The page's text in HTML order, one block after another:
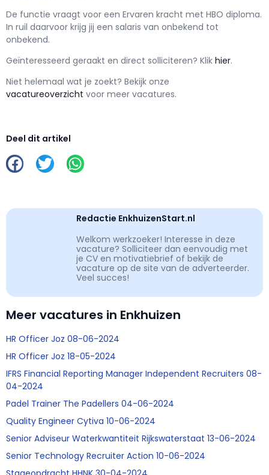
De functie vraagt voor een Ervaren kracht met HBO diploma.
In ruil daarvoor krijg jij een salaris van onbekend tot
onbekend.
Geïnteresseerd geraakt en direct solliciteren? Klik hier.
Niet helemaal wat je zoekt? Bekijk onze
vacatureoverzicht voor meer vacatures.
Deel dit artikel
Redactie EnkhuizenStart.nl
Welkom werkzoeker! Interesse in deze
vacature? Solliciteer dan eenvoudig met
je CV en motivatiebrief of bekijk de
vacature op de site van de adverteerder.
Veel succes!
Meer vacatures in Enkhuizen
HR Officer Joz 08-06-2024
HR Officer Joz 18-05-2024
IFRS Financial Reporting Manager Independent Recruiters 08-
04-2024
Padel Trainer The Padellers 04-06-2024
Quality Engineer Cytiva 10-06-2024
Senior Adviseur Waterkwantiteit Rijkswaterstaat 13-06-2024
Senior Technology Recruiter Action 10-06-2024